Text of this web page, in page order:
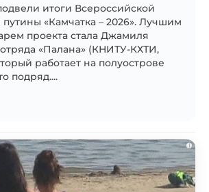
итоги Всероссийской
путины «Камчатка – 2026». Лучшим
проекта стала Джамиля
«Палана» (КНИТУ-КХТИ,
работает на полуострове
подряд....
i